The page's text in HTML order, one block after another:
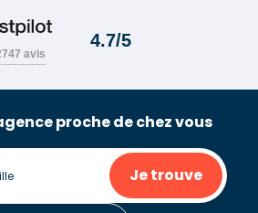
proche de chez vous
Je trouve